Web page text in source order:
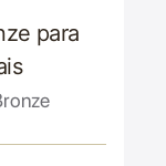
para